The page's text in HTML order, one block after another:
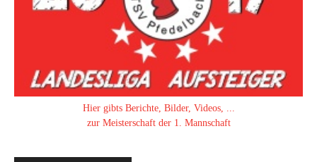
Hier gibts Berichte, Bilder, Videos, ...
zur Meisterschaft der 1. Mannschaft